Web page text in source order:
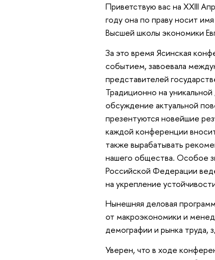
Приветствую вас на XXIII
году она по праву носит
Высшей школы экономики
За это время Ясинская
событием, завоевала
представителей
Традиционно на
обсуждение актуальной
презентуются новейшие
каждой конференции
также вырабатывать
нашего общества. Особое
Российской Федерации
на укрепление
Нынешняя деловая
от макроэкономики и
демографии и рынка труда,
Уверен, что в ходе